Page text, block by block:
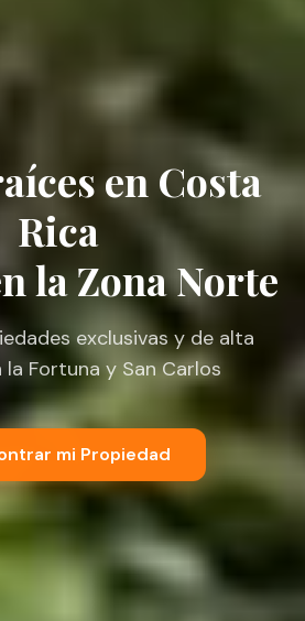
en Costa
Rica
la Zona Norte
exclusivas y de alta
la Fortuna y San Carlos
mi Propiedad